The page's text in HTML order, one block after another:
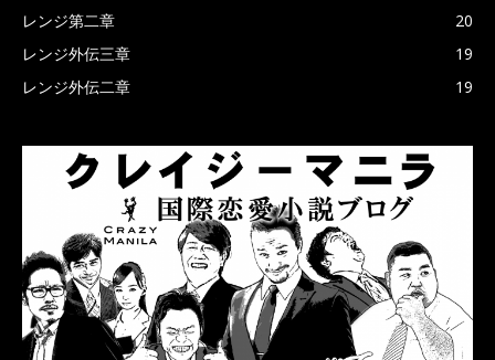
レンジ第二章
20
レンジ外伝三章
19
レンジ外伝二章
19